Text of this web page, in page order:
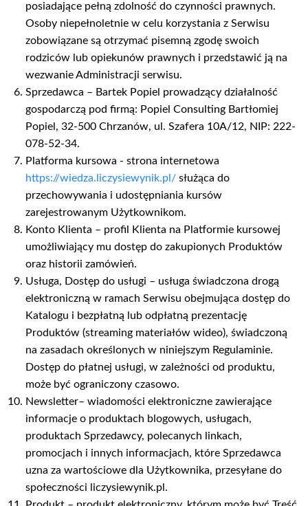
posiadające pełną zdolność do czynności prawnych.
Osoby niepełnoletnie w celu korzystania z Serwisu
zobowiązane są otrzymać pisemną zgodę swoich
rodziców lub opiekunów prawnych i przedstawić ją na
wezwanie Administracji serwisu.
Sprzedawca – Bartek Popiel prowadzący działalność
gospodarczą pod firmą: Popiel Consulting Bartłomiej
Popiel, 32-500 Chrzanów, ul. Szafera 10A/12, NIP: 222-
078-52-34.
Platforma kursowa - strona internetowa
https://wiedza.liczysiewynik.pl/ służąca do
przechowywania i udostępniania kursów
zarejestrowanym Użytkownikom.
Konto Klienta – profil Klienta na Platformie kursowej
umożliwiający mu dostęp do zakupionych Produktów
oraz historii zamówień.
Usługa, Dostęp do usługi – usługa świadczona drogą
elektroniczną w ramach Serwisu obejmująca dostęp do
Katalogu i bezpłatną lub odpłatną prezentację
Produktów (streaming materiałów wideo), świadczoną
na zasadach określonych w niniejszym Regulaminie.
Dostęp do płatnej usługi, w zależności od produktu,
może być ograniczony czasowo.
Newsletter– wiadomości elektroniczne zawierające
informacje o produktach blogowych, usługach,
produktach Sprzedawcy, polecanych linkach,
promocjach i innych informacjach, które Sprzedawca
uzna za wartościowe dla Użytkownika, przesyłane do
społeczności liczysiewynik.pl.